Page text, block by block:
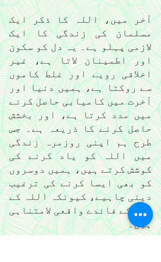
آخر میں، اللہ کا ذکر ایک
مسلمان کی زندگی کا ایک
لازمی پہلو ہے۔ یہ دل کو سکون
اور اطمینان لاتا ہے، غیر
اخلاقی رویے اور غلط کاموں
سے روکتا ہے، ہمیں دنیا اور
آخرت میں کامیابی حاصل کرنے
میں مدد کرتا ہے، اور بخشش
حاصل کرنے کا ذریعہ ہے۔ جس
طرح ہم اپنی روزمرہ زندگی
میں اللہ کو یاد کرنے کی
کوشش کرتے ہیں، ہمیں دوسروں
کو بھی ایسا کرنے کی ترغیب
دینی چاہیے، کیونکہ اللہ کے
ذکر کے فائدے واقعی لامتناہی
ہیں۔
تصوف